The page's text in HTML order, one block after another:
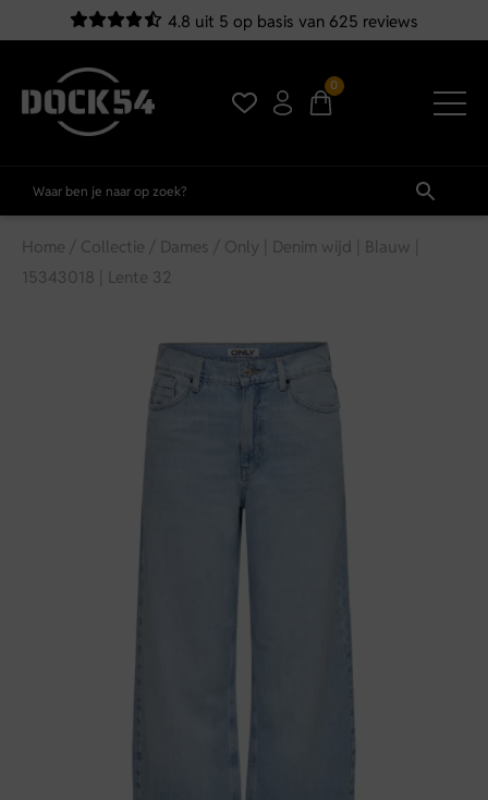
4.8 uit 5 op basis van 625 reviews
0
Home / Collectie / Dames / Only | Denim wijd | Blauw |
15343018 | Lente 32